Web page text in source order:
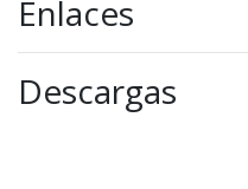
Enlaces
Descargas